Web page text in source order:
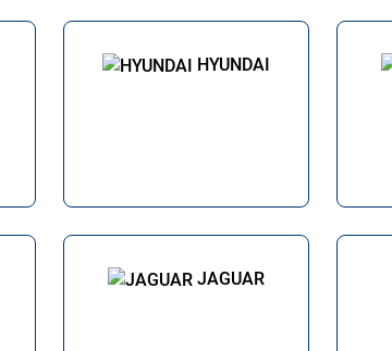
HYUNDAI
JAGUAR